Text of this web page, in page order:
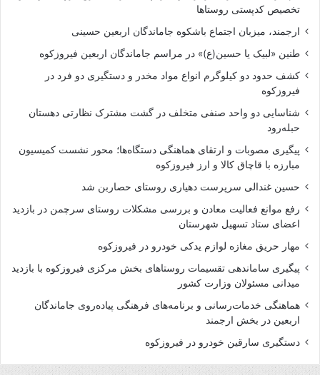
تخصیص کدپستی روستاها
ارجمند، میزبان اجتماع باشکوه جاماندگان اربعین حسینی
طنین «لبیک یا حسین(ع)» در مراسم جاماندگان اربعین فیروزکوه
کشف حدود دو کیلوگرم انواع مواد مخدر و دستگیری دو فرد در
فیروزکوه
شناسایی دو واحد صنفی متخلف در گشت مشترک نظارتی دهستان
حبله‌رود
پیگیری مصوبات و ارتقای هماهنگی دستگاه‌ها؛ محور نشست کمیسیون
مبارزه با قاچاق کالا و ارز فیروزکوه
حسین غندالی سرپرست دهیاری روستای حصاربن شد
رفع موانع فعالیت معادن و بررسی مشکلات روستای سرچمن در بازدید
اعضای ستاد تسهیل شهرستان
مهار حریق مغازه لوازم یدکی خودرو در فیروزکوه
پیگیری ساماندهی تقسیمات روستاهای بخش مرکزی فیروزکوه با بازدید
میدانی مسئولان وزارت کشور
هماهنگی خدمات‌رسانی و برنامه‌های فرهنگی پیاده‌روی جاماندگان
اربعین در بخش ارجمند
دستگیری سارقین خودرو در فیروزکوه